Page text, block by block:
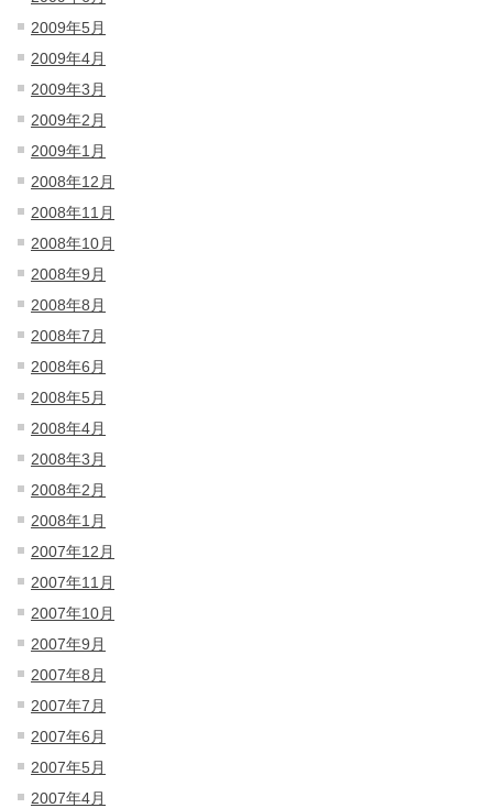
2009年5月
2009年4月
2009年3月
2009年2月
2009年1月
2008年12月
2008年11月
2008年10月
2008年9月
2008年8月
2008年7月
2008年6月
2008年5月
2008年4月
2008年3月
2008年2月
2008年1月
2007年12月
2007年11月
2007年10月
2007年9月
2007年8月
2007年7月
2007年6月
2007年5月
2007年4月